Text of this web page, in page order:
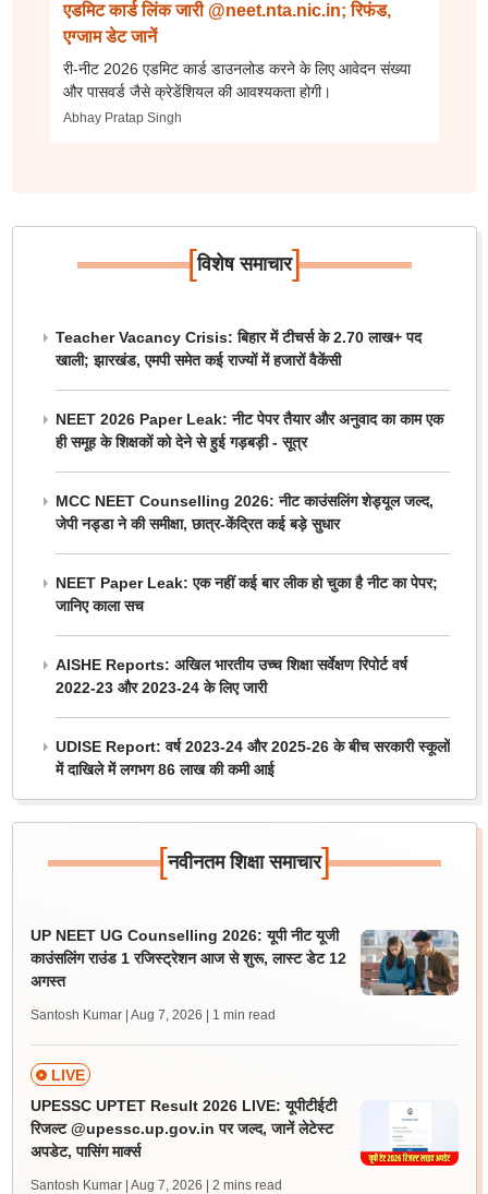
एडमिट कार्ड लिंक जारी @neet.nta.nic.in; रिफंड,
एग्जाम डेट जानें
री-नीट 2026 एडमिट कार्ड डाउनलोड करने के लिए आवेदन संख्या
और पासवर्ड जैसे क्रेडेंशियल की आवश्यकता होगी।
Abhay Pratap Singh
[विशेष समाचार]
Teacher Vacancy Crisis: बिहार में टीचर्स के 2.70 लाख+ पद
खाली; झारखंड, एमपी समेत कई राज्यों में हजारों वैकेंसी
NEET 2026 Paper Leak: नीट पेपर तैयार और अनुवाद का काम एक
ही समूह के शिक्षकों को देने से हुई गड़बड़ी - सूत्र
MCC NEET Counselling 2026: नीट काउंसलिंग शेड्यूल जल्द,
जेपी नड्डा ने की समीक्षा, छात्र-केंद्रित कई बड़े सुधार
NEET Paper Leak: एक नहीं कई बार लीक हो चुका है नीट का पेपर;
जानिए काला सच
AISHE Reports: अखिल भारतीय उच्च शिक्षा सर्वेक्षण रिपोर्ट वर्ष
2022-23 और 2023-24 के लिए जारी
UDISE Report: वर्ष 2023-24 और 2025-26 के बीच सरकारी स्कूलों
में दाखिले में लगभग 86 लाख की कमी आई
[नवीनतम शिक्षा समाचार]
UP NEET UG Counselling 2026: यूपी नीट यूजी
काउंसलिंग राउंड 1 रजिस्ट्रेशन आज से शुरू, लास्ट डेट 12
अगस्त
Santosh Kumar | Aug 7, 2026 | 1 min read
LIVE
UPESSC UPTET Result 2026 LIVE: यूपीटीईटी
रिजल्ट @upessc.up.gov.in पर जल्द, जानें लेटेस्ट
अपडेट, पासिंग मार्क्स
Santosh Kumar | Aug 7, 2026 | 2 mins read